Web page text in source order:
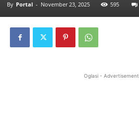
By Portal - November 23, 2025 595
Oglasi - Advertisement